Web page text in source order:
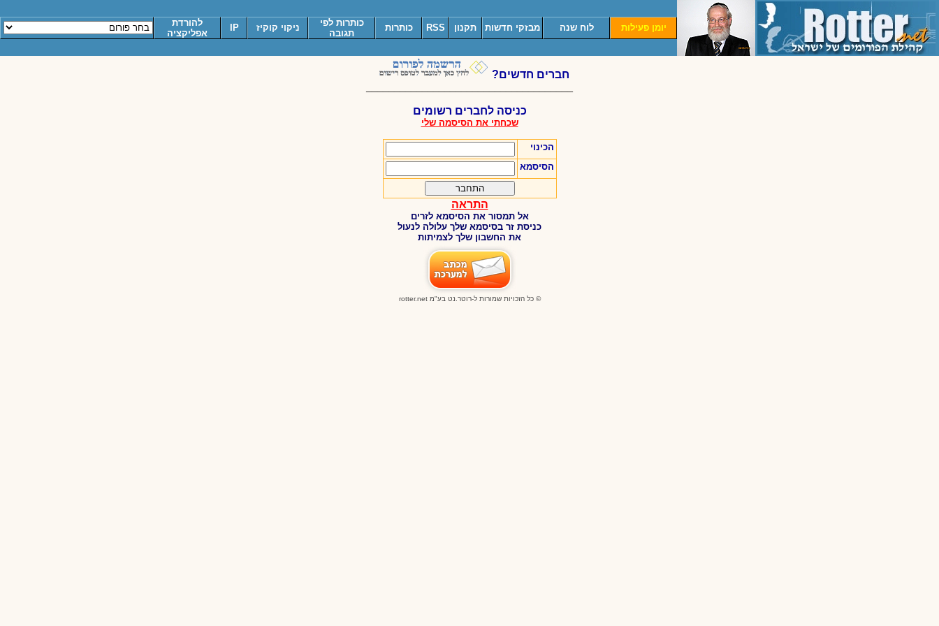
יומן פעילות לוח שנה מבזקי חדשות תקנון RSS כותרות
כותרות לפי
תגובה
ניקוי קוקיז IP
להורדת
אפליקציה
חברים חדשים?
כניסה לחברים רשומים
שכחתי את הסיסמה שלי
הכינוי
הסיסמא
התראה
אל תמסור את הסיסמא לזרים
כניסת זר בסיסמא שלך עלולה לנעול
את החשבון שלך לצמיתות
© כל הזכויות שמורות ל-רוטר.נט בע"מrotter.net